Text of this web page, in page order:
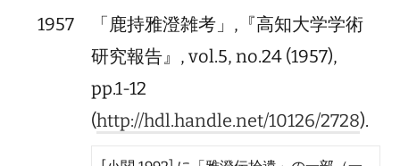
1957
「鹿持雅澄雑考」,『高知大学学術
研究報告』, vol.5, no.24 (1957),
pp.1-12
(http://hdl.handle.net/10126/2728).